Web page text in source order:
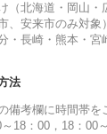
（北海道・岡山・
、安来市のみ対象
・長崎・熊本・
法
備考欄に時間帯を
18：00，18：00